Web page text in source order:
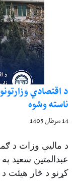
د اقتصادي
ناسته وشوه
14 سرطان 1405
د مالیې وزات د
عبدالمتین سعید